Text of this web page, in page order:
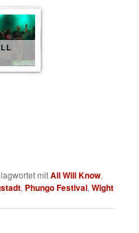
mitAll Will Know,
, Phungo Festival,Wight